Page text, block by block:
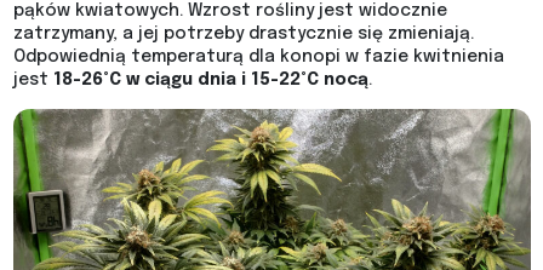
pąków kwiatowych. Wzrost rośliny jest widocznie
zatrzymany, a jej potrzeby drastycznie się zmieniają.
Odpowiednią temperaturą dla konopi w fazie kwitnienia
jest 18-26°C w ciągu dnia i 15-22°C nocą.